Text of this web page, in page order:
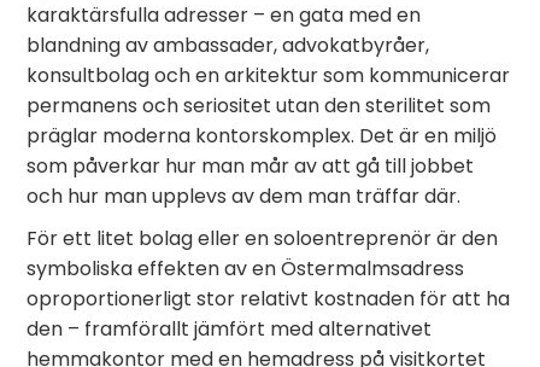
karaktärsfulla adresser – en gata med en
blandning av ambassader, advokatbyråer,
konsultbolag och en arkitektur som kommunicerar
permanens och seriositet utan den sterilitet som
präglar moderna kontorskomplex. Det är en miljö
som påverkar hur man mår av att gå till jobbet
och hur man upplevs av dem man träffar där.
För ett litet bolag eller en soloentreprenör är den
symboliska effekten av en Östermalmsadress
oproportionerligt stor relativt kostnaden för att ha
den – framförallt jämfört med alternativet
hemmakontor med en hemadress på visitkortet